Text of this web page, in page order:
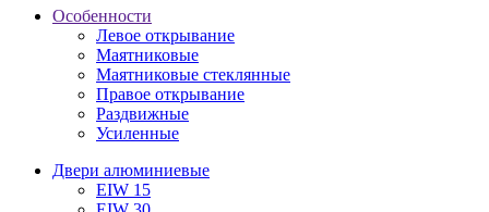
Особенности
Левое открывание
Маятниковые
Маятниковые стеклянные
Правое открывание
Раздвижные
Усиленные
Двери алюминиевые
EIW 15